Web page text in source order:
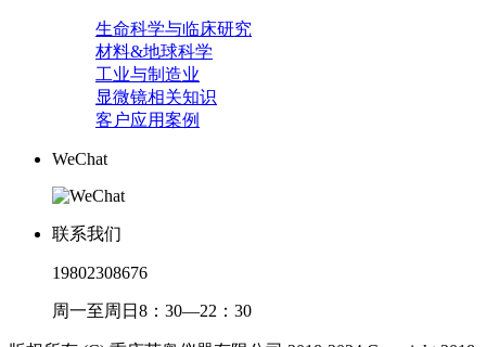
生命科学与临床研究
材料&地球科学
工业与制造业
显微镜相关知识
客户应用案例
WeChat
联系我们
19802308676
周一至周日8：30—22：30